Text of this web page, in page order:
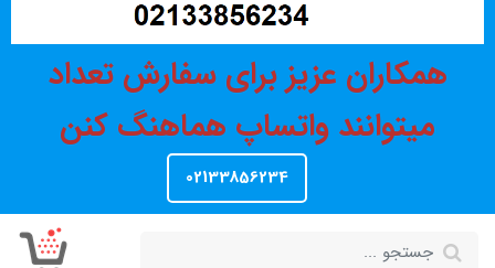
همکاران عزیز برای سفارش تعداد
میتوانند واتساپ هماهنگ کنن
02133856234